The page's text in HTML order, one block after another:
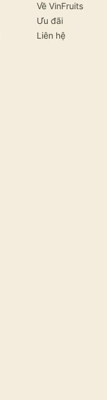
Về VinFruits
Ưu đãi
Liên hệ